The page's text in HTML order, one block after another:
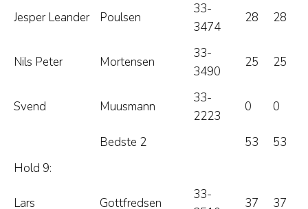
Jesper Leander Poulsen
33-
3474
28 28
Nils Peter Mortensen
33-
3490
25 25
Svend Muusmann
33-
2223
0 0
Bedste 2 53
53
Hold 9:
Lars Gottfredsen
33-
37 37